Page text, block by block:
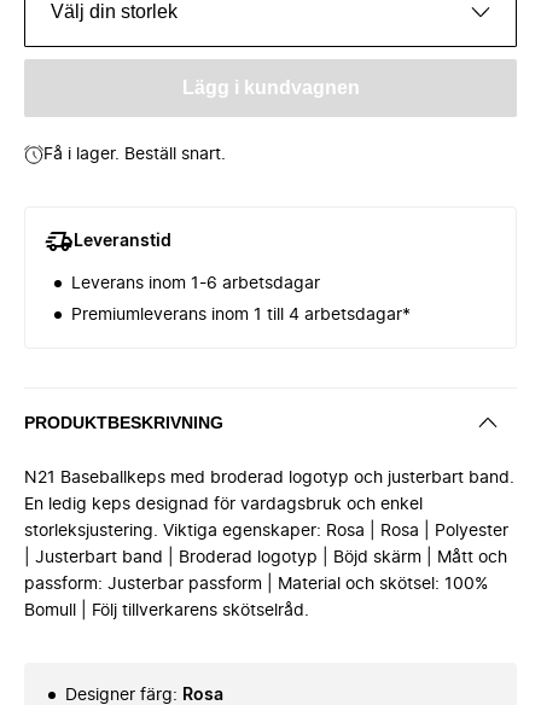
Välj din storlek
Lägg i kundvagnen
Få i lager. Beställ snart.
Leveranstid
Leverans inom 1-6 arbetsdagar
Premiumleverans inom 1 till 4 arbetsdagar*
PRODUKTBESKRIVNING
N21 Baseballkeps med broderad logotyp och justerbart band.
En ledig keps designad för vardagsbruk och enkel
storleksjustering. Viktiga egenskaper: Rosa | Rosa | Polyester
| Justerbart band | Broderad logotyp | Böjd skärm | Mått och
passform: Justerbar passform | Material och skötsel: 100%
Bomull | Följ tillverkarens skötselråd.
Designer färg: Rosa